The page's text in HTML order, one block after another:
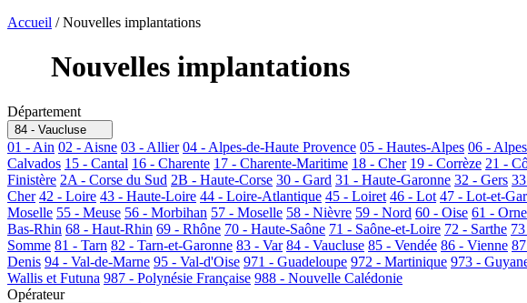
Accueil / Nouvelles implantations
Nouvelles implantations
Département
84 - Vaucluse
01 - Ain 02 - Aisne 03 - Allier 04 - Alpes-de-Haute Provence 05 - Hautes-Alpes 06 -
Calvados 15 - Cantal 16 - Charente 17 - Charente-Maritime 18 - Cher 19 - Corrèze 21 -
Finistère 2A - Corse du Sud 2B - Haute-Corse 30 - Gard 31 - Haute-Garonne 32 - Gers
Cher 42 - Loire 43 - Haute-Loire 44 - Loire-Atlantique 45 - Loiret 46 - Lot 47 - Lot-et-
Moselle 55 - Meuse 56 - Morbihan 57 - Moselle 58 - Nièvre 59 - Nord 60 - Oise 61 - Orne
Bas-Rhin 68 - Haut-Rhin 69 - Rhône 70 - Haute-Saône 71 - Saône-et-Loire 72 - Sarthe
Somme 81 - Tarn 82 - Tarn-et-Garonne 83 - Var 84 - Vaucluse 85 - Vendée 86 - Vienne
Denis 94 - Val-de-Marne 95 - Val-d'Oise 971 - Guadeloupe 972 - Martinique 973 -
Wallis et Futuna 987 - Polynésie Française 988 - Nouvelle Calédonie
Opérateur